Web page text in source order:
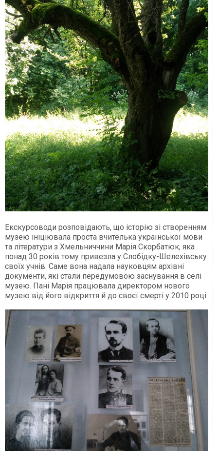
Екскурсоводи розповідають, що історію зі створенням
музею ініціювала проста вчителька української мови
та літератури з Хмельниччини Марія Скорбатюк, яка
понад 30 років тому привезла у Слобідку-Шелехівську
своїх учнів. Саме вона надала науковцям архівні
документи, які стали передумовою заснування в селі
музею. Пані Марія працювала директором нового
музею від його відкриття й до своєї смерті у 2010 році.